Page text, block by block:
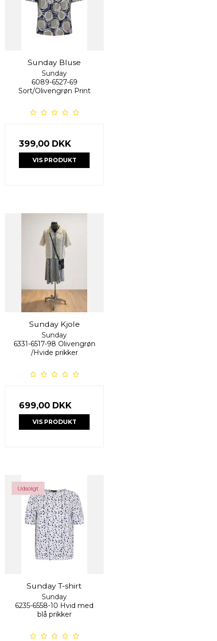
Sunday Bluse
Sunday
6089-6527-69
Sort/Olivengrøn Print
399,00 DKK
VIS PRODUKT
Sunday Kjole
Sunday
6331-6517-98 Olivengrøn
/Hvide prikker
699,00 DKK
VIS PRODUKT
Udsolgt
Sunday T-shirt
Sunday
6235-6558-10 Hvid med
blå prikker